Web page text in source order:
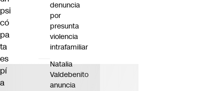
psi
có
pa
ta
es
pí
a
denuncia
por
presunta
violencia
intrafamiliar
Natalia
Valdebenito
anuncia